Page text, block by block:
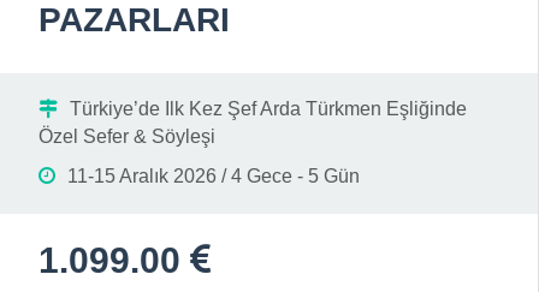
PAZARLARI
Türkiye’de Ilk Kez Şef Arda Türkmen Eşliğinde
Özel Sefer & Söyleşi
11-15 Aralık 2026 / 4 Gece - 5 Gün
1.099.00